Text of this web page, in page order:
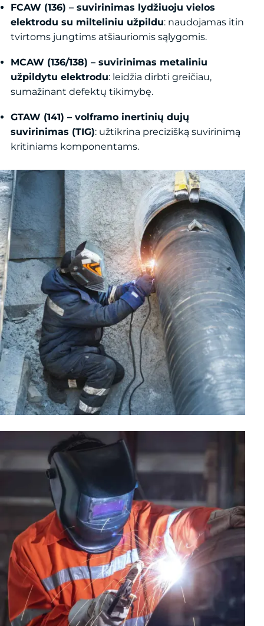
FCAW (136) – suvirinimas lydžiuoju vielos
elektrodu su milteliniu užpildu: naudojamas itin
tvirtoms jungtims atšiauriomis sąlygomis.
MCAW (136/138) – suvirinimas metaliniu
užpildytu elektrodu: leidžia dirbti greičiau,
sumažinant defektų tikimybę.
GTAW (141) – volframo inertinių dujų
suvirinimas (TIG): užtikrina precizišką suvirinimą
kritiniams komponentams.